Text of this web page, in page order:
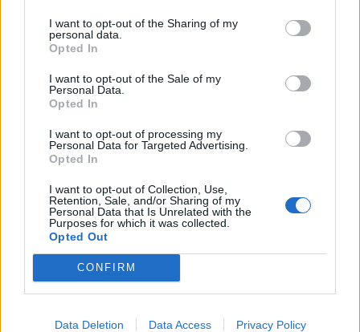
I want to opt-out of the Sharing of my
personal data.
Opted In
I want to opt-out of the Sale of my
Personal Data.
Opted In
I want to opt-out of processing my
Personal Data for Targeted Advertising.
Opted In
I want to opt-out of Collection, Use,
Retention, Sale, and/or Sharing of my
Personal Data that Is Unrelated with the
Purposes for which it was collected.
Opted Out
CONFIRM
Data Deletion Data Access Privacy Policy
Για το ρολόι χρειάστηκαν τρια χρόνια έρευνας
και άλλα πέντε για να κατασκευαστεί.